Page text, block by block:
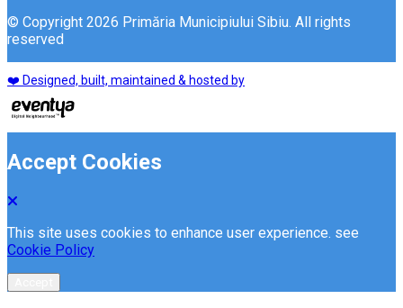
© Copyright 2026 Primăria Municipiului Sibiu. All rights
reserved
❤️ Designed, built, maintained & hosted by
Accept Cookies
This site uses cookies to enhance user experience. see
Cookie Policy